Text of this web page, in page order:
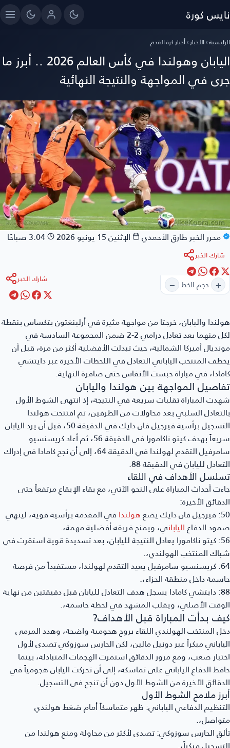
نايس كورة
الرئيسية›الأخبار›أخبار كرة القدم
اليابان وهولندا في كأس العالم 2026 .. أبرز ما
جرى في المواجهة والنتيجة النهائية
محرر الخبرطارق الأحمدي الإثنين 15 يونيو 2026 3:04 صباحًا
شارك الخبر
+ حجم الخط − شارك الخبر
هولندا واليابان، خرجتا من مواجهة مثيرة في أرلينغتون بتكساس بنقطة
لكل منهما بعد تعادل درامي 2-2 ضمن المجموعة السادسة في
مونديال أميركا الشمالية، حيث تبدلت الأفضلية أكثر من مرة، قبل أن
يخطف المنتخب الياباني التعادل في اللحظات الأخيرة عبر دايتشي
كامادا، في مباراة حبست الأنفاس حتى صافرة النهاية.
تفاصيل المواجهة بين هولندا واليابان
شهدت المباراة تقلبات سريعة في النتيجة، إذ انتهى الشوط الأول
بالتعادل السلبي بعد محاولات من الطرفين، ثم افتتحت هولندا
التسجيل برأسية فيرجيل فان دايك في الدقيقة 50، قبل أن يرد اليابان
سريعاً بهدف كيتو ناكامورا في الدقيقة 56، ثم أعاد كريسنسيو
سامرفيل التقدم لهولندا في الدقيقة 64، إلى أن نجح كامادا في إدراك
التعادل لليابان في الدقيقة 88.
تسلسل الأهداف في اللقاء
جاءت أحداث المباراة على النحو الآتي، مع بقاء الإيقاع مرتفعاً حتى
الدقائق الأخيرة:
50: فيرجيل فان دايك يضعهولندافي المقدمة برأسية قوية، لينهي
صمود الدفاعالياباني، ويمنح فريقه أفضلية مهمة،.
56: كيتو ناكامورا يعادل النتيجة لليابان، بعد تسديدة قوية استقرت في
شباك المنتخب الهولندي،.
64: كريسنسيو سامرفيل يعيد التقدم لهولندا، مستفيداً من فرصة
حاسمة داخل منطقة الجزاء،.
88: دايتشي كامادا يسجل هدف التعادل لليابان قبل دقيقتين من نهاية
الوقت الأصلي، ويقلب المشهد في لحظة حاسمة،.
كيف بدأت المباراة قبل الأهداف?
دخل المنتخب الهولندي اللقاء بروح هجومية واضحة، وهدد المرمى
الياباني مبكراً عبر دونيل مالين، لكن الحارس سوزوكي تصدى لأول
اختبار صعب، ومع مرور الدقائق استمرت الهجمات المتبادلة، بينما
حافظ الدفاع الياباني على تماسكه، إلى أن تحركت اليابان هجومياً في
الدقائق الأخيرة من الشوط الأول دون أن تنجح في التسجيل.
أبرز ملامح الشوط الأول
التنظيم الدفاعي الياباني: ظهر متماسكاً أمام ضغط هولندي
متواصل،.
تألق الحارس سوزوكي: تصدى لأكثر من محاولة ومنع هولندا من